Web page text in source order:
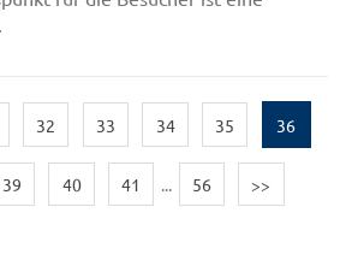
32 33 34 35 36
39 40 41 ... 56 >>